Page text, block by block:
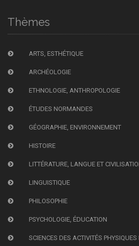
Thèmes
ARTS, ESTHÉTIQUE
ARCHÉOLOGIE
ETHNOLOGIE, ANTHROPOLOGIE
ÉTUDES NORMANDES
GÉOGRAPHIE, ENVIRONNEMENT
HISTOIRE
LITTÉRATURE, LANGUE ET
LINGUISTIQUE
PHILOSOPHIE
PSYCHOLOGIE, ÉDUCATION
SCIENCES DES ACTIVITÉS PHYSIQUES